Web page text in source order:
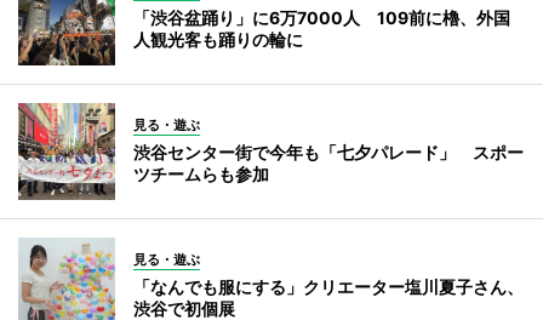
「渋谷盆踊り」に6万7000人 109前に櫓、外国
人観光客も踊りの輪に
見る・遊ぶ
渋谷センター街で今年も「七夕パレード」 スポー
ツチームらも参加
見る・遊ぶ
「なんでも服にする」クリエーター塩川夏子さん、
渋谷で初個展